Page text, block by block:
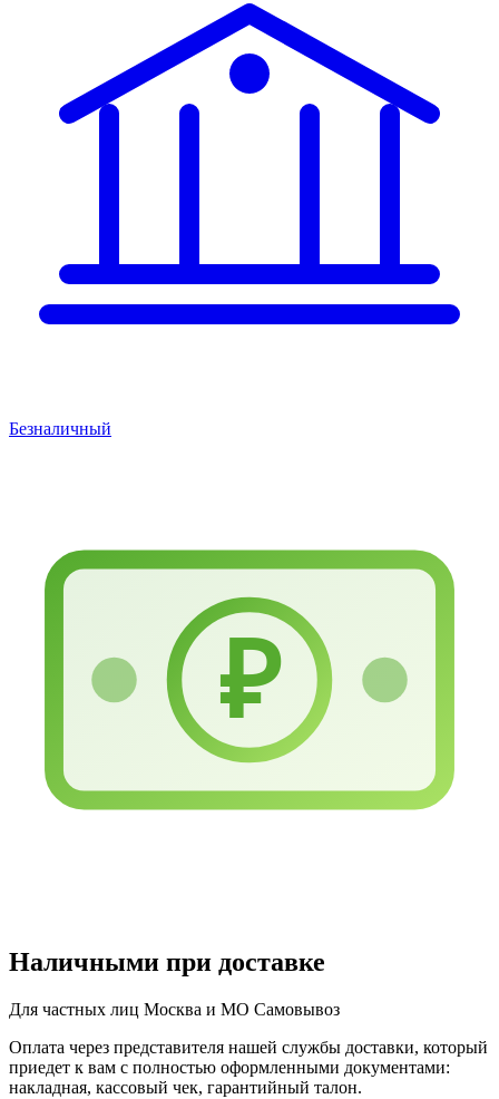
Безналичный
₽
Наличными при доставке
Для частных лиц Москва и МО Самовывоз
Оплата через представителя нашей службы доставки, который
приедет к вам с полностью оформленными документами:
накладная, кассовый чек, гарантийный талон.